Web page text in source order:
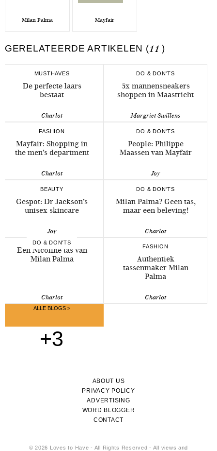
Milan Palma Mayfair
GERELATEERDE ARTIKELEN (11 )
MUSTHAVES
De perfecte laars
bestaat
Charlot
DO & DON'TS
3x mannensneakers
shoppen in Maastricht
Margriet Swillens
FASHION
Mayfair: Shopping in
the men’s department
Charlot
DO & DON'TS
People: Philippe
Maassen van Mayfair
Joy
BEAUTY
Gespot: Dr Jackson’s
unisex skincare
Joy
DO & DON'TS
Milan Palma? Geen tas,
maar een beleving!
Charlot
DO & DON'TS
Een Nicoline tas van
Milan Palma
Charlot
FASHION
Authentiek
tassenmaker Milan
Palma
Charlot
+3
ALLE BLOGS >
ABOUT US
PRIVACY POLICY
ADVERTISING
WORD BLOGGER
CONTACT
© 2026 Loves to Have - All Rights Reserved - All views and